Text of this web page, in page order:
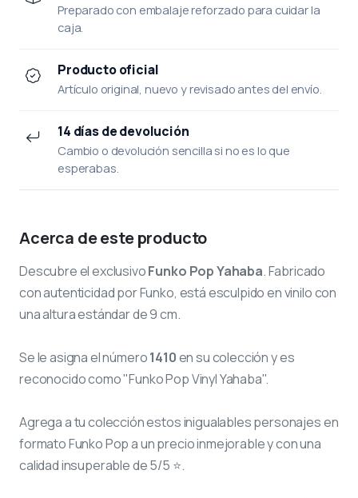
Preparado con embalaje reforzado para cuidar la
caja.
Producto oficial
Artículo original, nuevo y revisado antes del envío.
14 días de devolución
Cambio o devolución sencilla si no es lo que
esperabas.
Acerca de este producto
Descubre el exclusivoFunko Pop Yahaba. Fabricado
con autenticidad por Funko, está esculpido en vinilo con
una altura estándar de 9 cm.
Se le asigna el número1410en su colección y es
reconocido como "Funko Pop Vinyl Yahaba".
Agrega a tu colección estos inigualables personajes en
formato Funko Pop a un precio inmejorable y con una
calidad insuperable de 5/5 ⭐.